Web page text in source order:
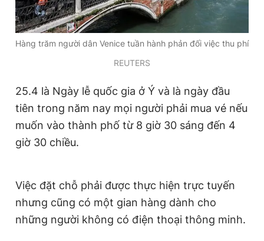
Hàng trăm người dân Venice tuần hành phản đối việc thu phí
REUTERS
25.4 là Ngày lễ quốc gia ở Ý và là ngày đầu
tiên trong năm nay mọi người phải mua vé nếu
muốn vào thành phố từ 8 giờ 30 sáng đến 4
giờ 30 chiều.
Việc đặt chỗ phải được thực hiện trực tuyến
nhưng cũng có một gian hàng dành cho
những người không có điện thoại thông minh.